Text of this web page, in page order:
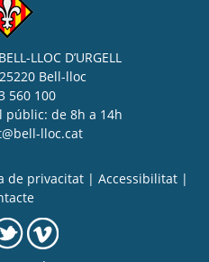
LLOC D’URGELL
Bell-lloc
560 100
públic: de 8h a 14h
lloc.cat
de privacitat | Accessibilitat |